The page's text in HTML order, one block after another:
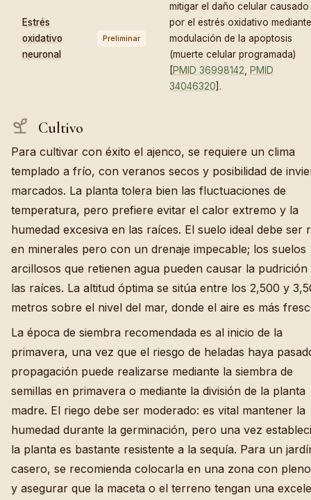
Estrés
oxidativo
neuronal
Preliminar
mitigar el daño celular causado
por el estrés oxidativo
modulación de la apoptosis
(muerte celular programada)
[PMID 36998142
PMID
34046320].
Cultivo
Para cultivar con éxito el ajenco, se requiere un clima
templado a frío, con veranos secos y posibilidad de
marcados. La planta tolera bien las fluctuaciones de
temperatura, pero prefiere evitar el calor extremo y la
humedad excesiva en las raíces. El suelo ideal debe ser
en minerales pero con un drenaje impecable; los suelos
arcillosos que retienen agua pueden causar la pudrición
las raíces. La altitud óptima se sitúa entre los 2,500 y
metros sobre el nivel del mar, donde el aire es más
La época de siembra recomendada es al inicio de la
primavera, una vez que el riesgo de heladas haya
propagación puede realizarse mediante la siembra de
semillas en primavera o mediante la división de la planta
madre. El riego debe ser moderado: es vital mantener la
humedad durante la germinación, pero una vez
la planta es bastante resistente a la sequía. Para un
casero, se recomienda colocarla en una zona con
y asegurar que la maceta o el terreno tengan una